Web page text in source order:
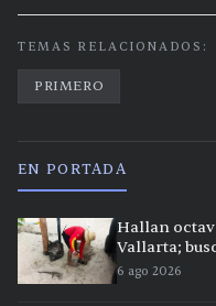
TEMAS RELACIONADOS:
PRIMERO
EN PORTADA
Hallan
Vallarta;
6 ago 2026